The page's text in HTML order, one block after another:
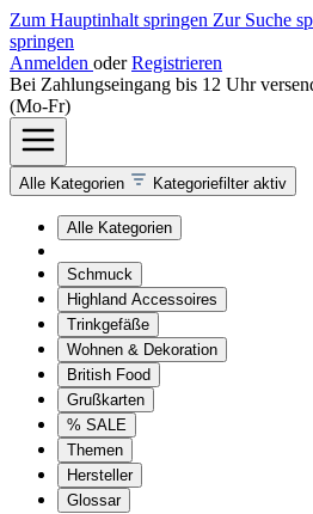
Zum Hauptinhalt springen Zur Suche
springen
Anmelden oder Registrieren
Bei Zahlungseingang bis 12 Uhr
(Mo-Fr)
Alle Kategorien Kategoriefilter aktiv
Alle Kategorien
Schmuck
Highland Accessoires
Trinkgefäße
Wohnen & Dekoration
British Food
Grußkarten
% SALE
Themen
Hersteller
Glossar